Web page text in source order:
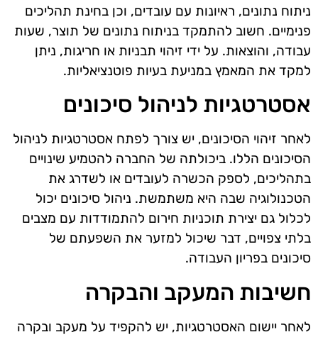
ניתוח נתונים, ראיונות עם עובדים, וכן בחינת תהליכים
פנימיים. חשוב להתמקד בניתוח נתונים של תוצר, שעות
עבודה, והוצאות. על ידי זיהוי תבניות או חריגות, ניתן
למקד את המאמץ במניעת בעיות פוטנציאליות.
אסטרטגיות לניהול סיכונים
לאחר זיהוי הסיכונים, יש צורך לפתח אסטרטגיות לניהול
הסיכונים הללו. ביכולתה של החברה להטמיע שינויים
בתהליכים, לספק הכשרה לעובדים או לשדרג את
הטכנולוגיה שבה היא משתמשת. ניהול סיכונים יכול
לכלול גם יצירת תוכניות חירום להתמודדות עם מצבים
בלתי צפויים, דבר שיכול למזער את השפעתם של
סיכונים בפריון העבודה.
חשיבות המעקב והבקרה
לאחר יישום האסטרטגיות, יש להקפיד על מעקב ובקרה